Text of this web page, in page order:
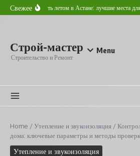
Перейти к содержанию
Свежее
Где отдохнуть летом в Астане: лучшие места для
Строй-мастер
Строительство и Ремонт
Menu
Home / Утепление и звукоизоляция /
дома: ключевые параметры и методы
Утепление и звукоизоляция